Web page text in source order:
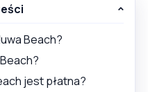
Beach?
jest płatna?